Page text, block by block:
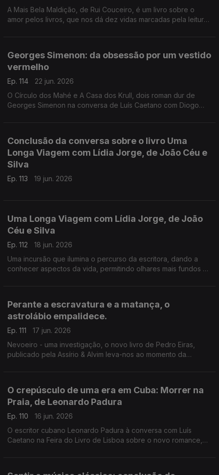
A Mais Bela Maldição, de Rui Couceiro, é um livro sobre o
amor pelos livros, que nos dá dez vidas marcadas pela leitura
Caetano, fala-se também do Festival Babell, que começa esta
quarta-feita no Porto, o maior investimento de sempre no
nosso país num evento literário, iniciativa da Livraria Lello.
Georges Simenon: da obsessão por um vestido
vermelho
Ep. 114
22 jun. 2026
O Círculo dos Mahé e A Casa dos Krull, dois roman dur de
Georges Simenon na conversa de Luís Caetano com Diogo
Conclusão da conversa sobre o livro Uma
Longa Viagem com Lídia Jorge, de João Céu e
Silva
Ep. 113 19 jun. 2026
Uma Longa Viagem com Lídia Jorge, de João
Céu e Silva
Ep. 112
18 jun. 2026
Uma incursão que ilumina o percurso da escritora, dando a
conhecer aspectos da vida, permitindo olhares mais fundos à
Perante a escravatura e a matança, o
astrolábio empalidece.
Ep. 111
17 jun. 2026
Nevoeiro - uma investigação, o novo livro de Pedro Eiras,
publicado pela Assírio & Alvim leva-nos ao momento da
O crepúsculo de uma era em Cuba: Morrer na
Praia, de Leonardo Padura
Ep. 110
16 jun. 2026
O escritor cubano Leonardo Padura à conversa com Luís
Caetano na Feira do Livro de Lisboa sobre o novo romance,